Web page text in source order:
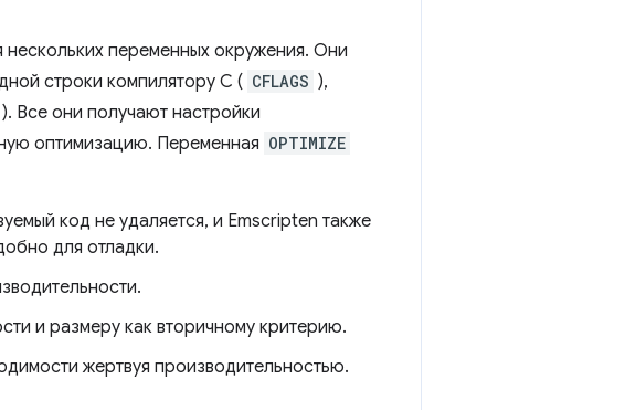
нескольких переменных окружения. Они
строки компилятору C ( CFLAGS ),
). Все они получают настройки
оптимизацию. Переменная OPTIMIZE
код не удаляется, и Emscripten также
для отладки.
и размеру как вторичному критерию.
жертвуя производительностью.